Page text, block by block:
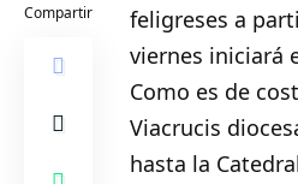
Compartir
feligreses a
viernes iniciará
Como es de
Viacrucis
hasta la